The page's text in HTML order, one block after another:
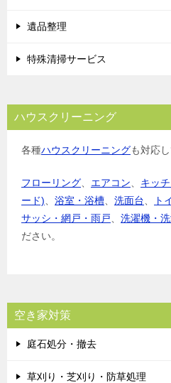
遺品整理
特殊清掃サービス
ハウスクリーニング
各種ハウスクリーニングも対応
フローリング エアコン キッ
ード)
浴室・浴槽 洗面台 ト
サッシ・網戸・雨戸
洗濯機・
ださい。
空き家対策
庭石処分・撤去
草刈り・芝刈り・防草処理